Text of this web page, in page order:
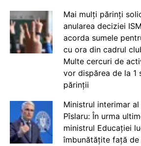
Mai mulți părinți
anularea deciziei
acorda sumele
cu ora din cadrul
Multe cercuri de
vor dispărea de la 1
părinții
Ministrul interimar
Pîslaru: În urma
ministrul Educației
îmbunătățite față